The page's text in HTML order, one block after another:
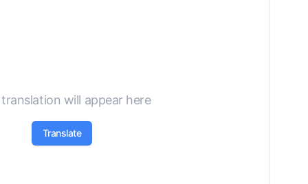
will appear here
Translate